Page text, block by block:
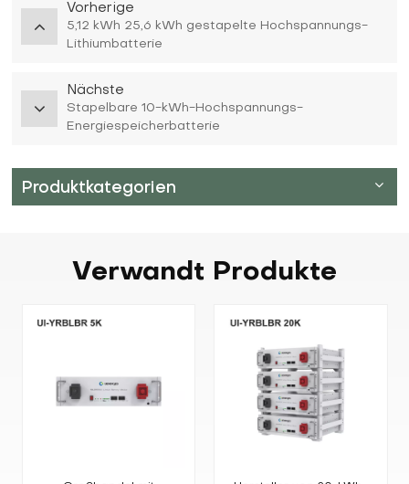
Vorherige
5,12 kWh 25,6 kWh gestapelte Hochspannungs-
Lithiumbatterie
Nächste
Stapelbare 10-kWh-Hochspannungs-
Energiespeicherbatterie
Produktkategorien
Verwandt Produkte